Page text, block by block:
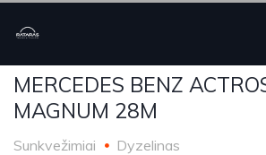
MERCEDES BENZ
MAGNUM 28M
Sunkvežimiai Dyzelinas